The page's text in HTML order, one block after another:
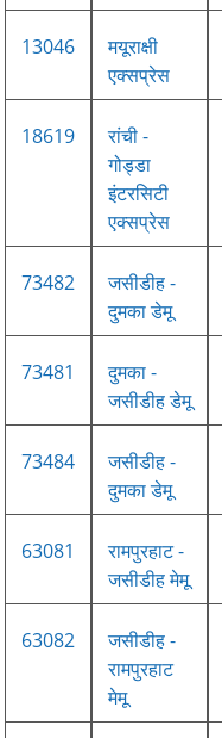
13046
मयूराक्षी
एक्सप्रेस
18619
रांची -
गोड्डा
इंटरसिटी
एक्सप्रेस
73482
जसीडीह -
दुमका डेमू
73481
दुमका -
जसीडीह डेमू
73484
जसीडीह -
दुमका डेमू
63081
रामपुरहाट -
जसीडीह मेमू
63082
जसीडीह -
रामपुरहाट
मेमू